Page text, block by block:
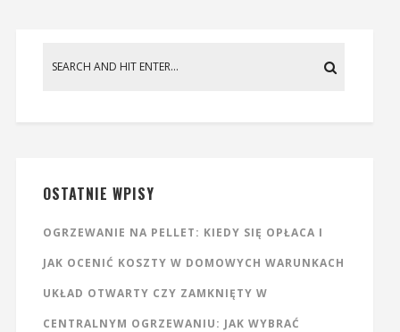
OSTATNIE WPISY
OGRZEWANIE NA PELLET: KIEDY SIĘ OPŁACA I
JAK OCENIĆ KOSZTY W DOMOWYCH WARUNKACH
UKŁAD OTWARTY CZY ZAMKNIĘTY W
CENTRALNYM OGRZEWANIU: JAK WYBRAĆ